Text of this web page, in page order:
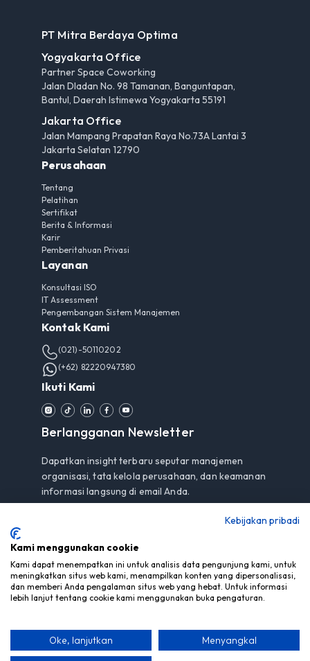
PT Mitra Berdaya Optima
Yogyakarta Office
Partner Space Coworking
Jalan Dladan No. 98 Tamanan, Banguntapan,
Bantul, Daerah Istimewa Yogyakarta 55191
Jakarta Office
Jalan Mampang Prapatan Raya No.73A Lantai 3
Jakarta Selatan 12790
Perusahaan
Tentang
Pelatihan
Sertifikat
Berita & Informasi
Karir
Pemberitahuan Privasi
Layanan
Konsultasi ISO
IT Assessment
Pengembangan Sistem Manajemen
Kontak Kami
(021)-50110202
(+62) 82220947380
Ikuti Kami
Berlangganan Newsletter
Dapatkan insight terbaru seputar manajemen
organisasi, tata kelola perusahaan, dan keamanan
informasi langsung di email Anda.
Berlangganan
Dengan berlangganan, Anda menyetujuiPemberitahuan
Privasikami.
© Hak Cipta 2026 PT Mitra Berdaya Optima - Semua Hak
Kebijakan pribadi
Kami menggunakan cookie
Kami dapat menempatkan ini untuk analisis data pengunjung kami, untuk
meningkatkan situs web kami, menampilkan konten yang dipersonalisasi,
dan memberi Anda pengalaman situs web yang hebat. Untuk informasi
lebih lanjut tentang cookie kami menggunakan buka pengaturan.
Oke, lanjutkan Menyangkal